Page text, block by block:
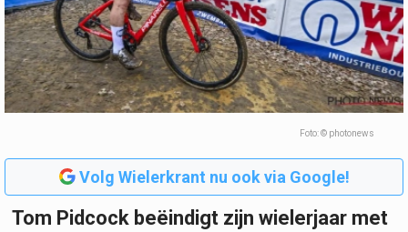
Foto: © photonews
Volg Wielerkrant nu ook via Google!
Tom Pidcock beëindigt zijn wielerjaar met